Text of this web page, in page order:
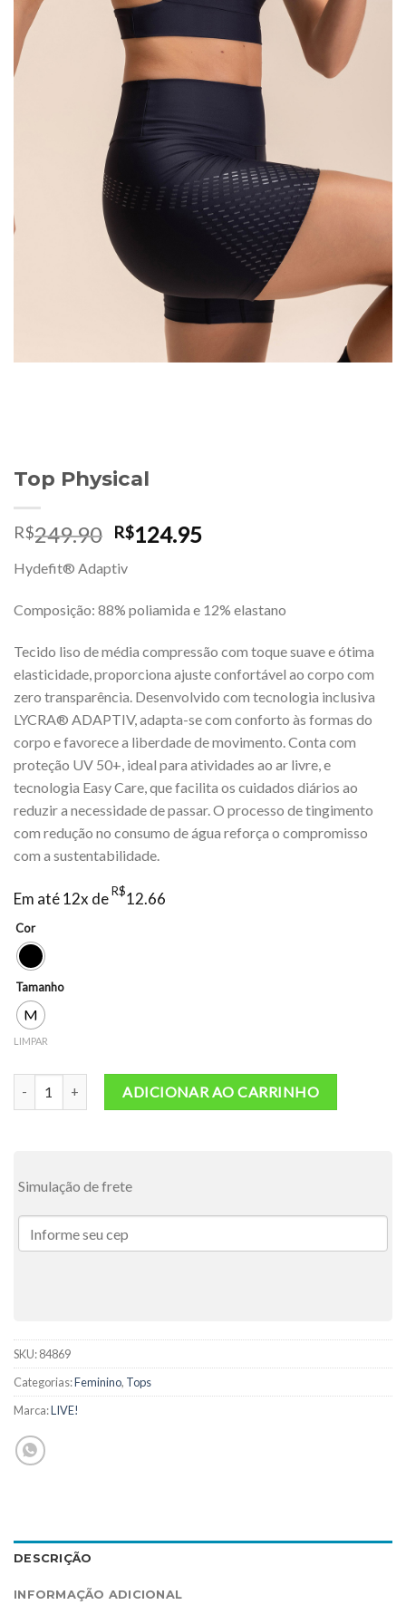
Top Physical
R$249.90 O
original
era:
R$249.90.
R$124.95O
é:
R$124.95.
Hydefit® Adaptiv
Composição: 88% poliamida e 12% elastano
Tecido liso de média compressão com toque suave e ótima
elasticidade, proporciona ajuste confortável ao corpo com
zero transparência. Desenvolvido com tecnologia inclusiva
LYCRA® ADAPTIV, adapta-se com conforto às formas do
corpo e favorece a liberdade de movimento. Conta com
proteção UV 50+, ideal para atividades ao ar livre, e
tecnologia Easy Care, que facilita os cuidados diários ao
reduzir a necessidade de passar. O processo de tingimento
com redução no consumo de água reforça o compromisso
com a sustentabilidade.
Em até 12x deR$12.66
Cor
Tamanho
M
LIMPAR
Top Physical quantidadeADICIONAR AO CARRINHO
Simulação de frete
SKU:84869
Categorias:Feminino, Tops
Marca:LIVE!
DESCRIÇÃO
INFORMAÇÃO ADICIONAL